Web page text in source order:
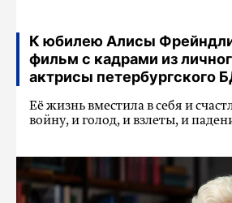
К юбилею Алисы
фильм с кадрами из
актрисы петербургского
Её жизнь вместила в себя и
войну, и голод, и взлеты, и